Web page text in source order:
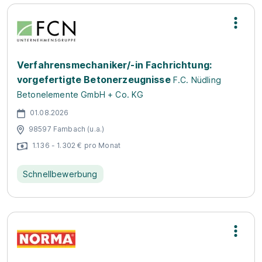
Verfahrensmechaniker/-in Fachrichtung:
vorgefertigte Betonerzeugnisse F.C. Nüdling
Betonelemente GmbH + Co. KG
01.08.2026
98597 Fambach (u.a.)
1.136 - 1.302 € pro Monat
Schnellbewerbung